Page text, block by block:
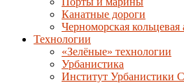
Канатные дороги
Черноморская кольцевая
Технологии
«Зелёные» технологии
Урбанистика
Институт Урбанистики